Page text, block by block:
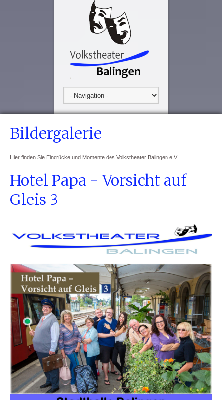
Bildergalerie
Hier finden Sie Eindrücke und Momente des Volkstheater Balingen e.V.
Hotel Papa - Vorsicht auf
Gleis 3